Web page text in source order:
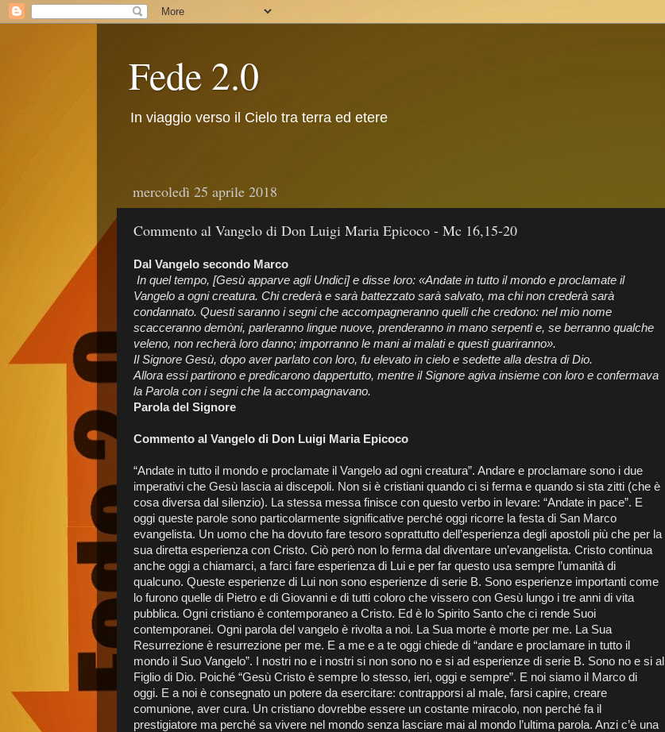
Fede 2.0
In viaggio verso il Cielo tra terra ed etere
mercoledì 25 aprile 2018
Commento al Vangelo di Don Luigi Maria Epicoco - Mc 16,15-20
Dal Vangelo secondo Marco
In quel tempo, [Gesù apparve agli Undici] e disse loro: «Andate in tutto il mondo e proclamate il
Vangelo a ogni creatura. Chi crederà e sarà battezzato sarà salvato, ma chi non crederà sarà
condannato. Questi saranno i segni che accompagneranno quelli che credono: nel mio nome
scacceranno demòni, parleranno lingue nuove, prenderanno in mano serpenti e, se berranno qualche
veleno, non recherà loro danno; imporranno le mani ai malati e questi guariranno».
Il Signore Gesù, dopo aver parlato con loro, fu elevato in cielo e sedette alla destra di Dio.
Allora essi partirono e predicarono dappertutto, mentre il Signore agiva insieme con loro e confermava
la Parola con i segni che la accompagnavano.
Parola del Signore
Commento al Vangelo di Don Luigi Maria Epicoco
“Andate in tutto il mondo e proclamate il Vangelo ad ogni creatura”. Andare e proclamare sono i due
imperativi che Gesù lascia ai discepoli. Non si è cristiani quando ci si ferma e quando si sta zitti (che è
cosa diversa dal silenzio). La stessa messa finisce con questo verbo in levare: “Andate in pace”. E
oggi queste parole sono particolarmente significative perché oggi ricorre la festa di San Marco
evangelista. Un uomo che ha dovuto fare tesoro soprattutto dell’esperienza degli apostoli più che per la
sua diretta esperienza con Cristo. Ciò però non lo ferma dal diventare un’evangelista. Cristo continua
anche oggi a chiamarci, a farci fare esperienza di Lui e per far questo usa sempre l’umanità di
qualcuno. Queste esperienze di Lui non sono esperienze di serie B. Sono esperienze importanti come
lo furono quelle di Pietro e di Giovanni e di tutti coloro che vissero con Gesù lungo i tre anni di vita
pubblica. Ogni cristiano è contemporaneo a Cristo. Ed è lo Spirito Santo che ci rende Suoi
contemporanei. Ogni parola del vangelo è rivolta a noi. La Sua morte è morte per me. La Sua
Resurrezione è resurrezione per me. E a me e a te oggi chiede di “andare e proclamare in tutto il
mondo il Suo Vangelo”. I nostri no e i nostri si non sono no e si ad esperienze di serie B. Sono no e si al
Figlio di Dio. Poiché “Gesù Cristo è sempre lo stesso, ieri, oggi e sempre”. E noi siamo il Marco di
oggi. E a noi è consegnato un potere da esercitare: contrapporsi al male, farsi capire, creare
comunione, aver cura. Un cristiano dovrebbe essere un costante miracolo, non perché fa il
prestigiatore ma perché sa vivere nel mondo senza lasciare mai al mondo l’ultima parola. Anzi c’è una